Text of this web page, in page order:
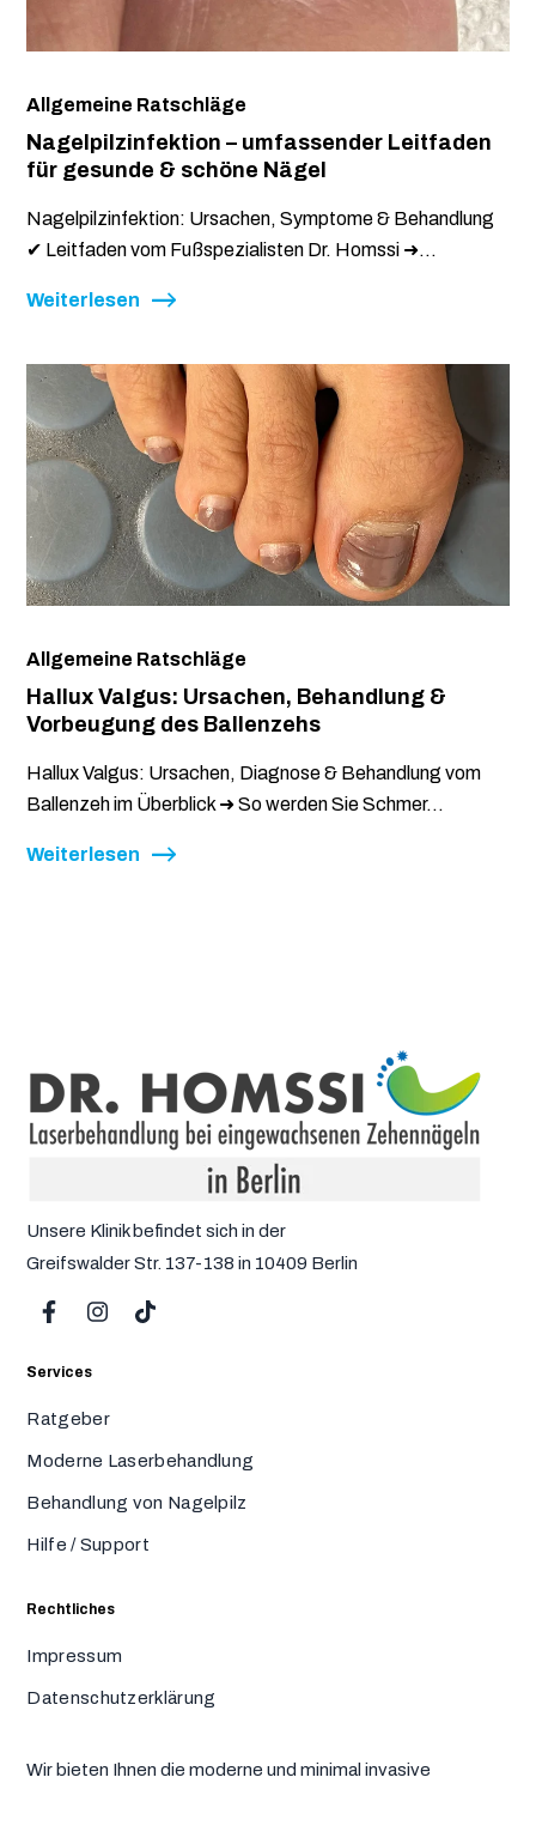
Allgemeine Ratschläge
Nagelpilzinfektion – umfassender Leitfaden
für gesunde & schöne Nägel
Nagelpilzinfektion: Ursachen, Symptome & Behandlung
✔ Leitfaden vom Fußspezialisten Dr. Homssi ➜...
Weiterlesen
Allgemeine Ratschläge
Hallux Valgus: Ursachen, Behandlung &
Vorbeugung des Ballenzehs
Hallux Valgus: Ursachen, Diagnose & Behandlung vom
Ballenzeh im Überblick ➜ So werden Sie Schmer...
Weiterlesen
Unsere Klinik befindet sich in der
Greifswalder Str. 137-138 in 10409 Berlin
Services
Ratgeber
Moderne Laserbehandlung
Behandlung von Nagelpilz
Hilfe / Support
Rechtliches
Impressum
Datenschutzerklärung
Wir bieten Ihnen die moderne und minimal invasive